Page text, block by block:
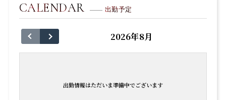
CALENDAR 出勤予定
2026年8月
出勤情報はただいま準備中でございます